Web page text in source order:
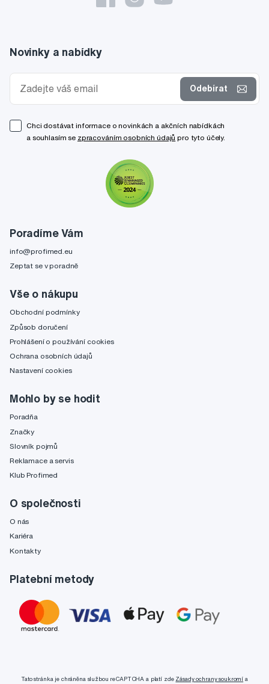
Poradíme Vám
info@profimed.eu
Zeptat se v poradně
Vše o nákupu
Obchodní podmínky
Způsob doručení
Prohlášení o používání cookies
Ochrana osobních údajů
Nastavení cookies
Mohlo by se hodit
Poradňa
Značky
Slovník pojmů
Reklamace a servis
Klub Profimed
O společnosti
O nás
Kariéra
Kontakty
Platební metody
Novinky a nabídky
Odebírat
Chci dostávat informace o novinkách a akčních nabídkách
a souhlasím se zpracováním osobních údajů pro tyto účely.
Tato stránka je chráněna službou reCAPTCHA a platí zde Zásady ochrany soukromí a